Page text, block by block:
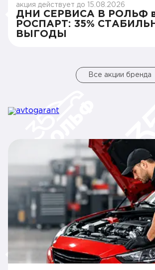
акция действует до 15.08.2026
ДНИ СЕРВИСА В РОЛЬФ
РОСПАРТ: 35%
ВЫГОДЫ
Все акции бренда